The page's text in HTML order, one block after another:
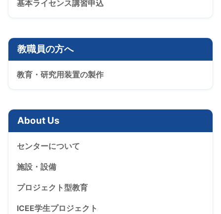
基本ライセンス講習申込
教職員の方へ
教育・研究用装置の製作
About Us
センターについて
施設・設備
プロジェクト型教育
ICEE学生プロジェクト